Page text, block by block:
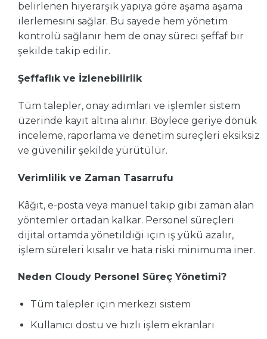
belirlenen hiyerarşik yapıya göre aşama aşama
ilerlemesini sağlar. Bu sayede hem yönetim
kontrolü sağlanır hem de onay süreci şeffaf bir
şekilde takip edilir.
Şeffaflık ve İzlenebilirlik
Tüm talepler, onay adımları ve işlemler sistem
üzerinde kayıt altına alınır. Böylece geriye dönük
inceleme, raporlama ve denetim süreçleri eksiksiz
ve güvenilir şekilde yürütülür.
Verimlilik ve Zaman Tasarrufu
Kâğıt, e-posta veya manuel takip gibi zaman alan
yöntemler ortadan kalkar. Personel süreçleri
dijital ortamda yönetildiği için iş yükü azalır,
işlem süreleri kısalır ve hata riski minimuma iner.
Neden Cloudy Personel Süreç Yönetimi?
Tüm talepler için merkezi sistem
Kullanıcı dostu ve hızlı işlem ekranları